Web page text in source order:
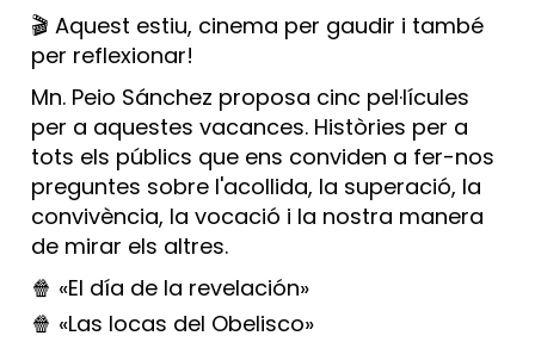
🎬 Aquest estiu, cinema per gaudir i també
per reflexionar!
Mn. Peio Sánchez proposa cinc pel·lícules
per a aquestes vacances. Històries per a
tots els públics que ens conviden a fer-nos
preguntes sobre l'acollida, la superació, la
convivència, la vocació i la nostra manera
de mirar els altres.
🍿 «El día de la revelación»
🍿 «Las locas del Obelisco»